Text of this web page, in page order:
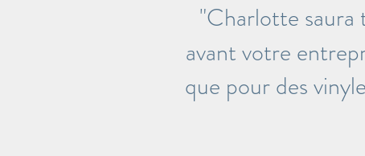
"Charlotte saura
avant votre
que pour des